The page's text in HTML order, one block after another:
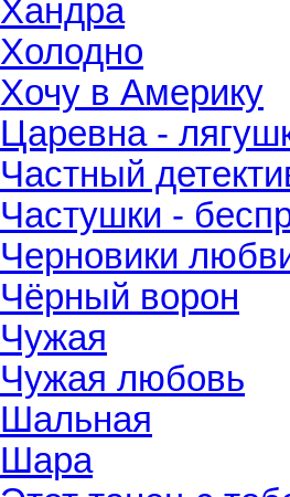
Хандра
Холодно
Хочу в Америку
Царевна -
Частный
Частушки -
Черновики
Чёрный ворон
Чужая
Чужая любовь
Шальная
Шара